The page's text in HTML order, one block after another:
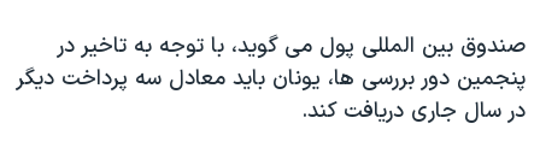
صفحه‌های ویژه
سفر پرزیدنت ترامپ به چین
صندوق بین المللی پول می گويد، با توجه به تاخیر در
پنجمين دور بررسی ها، یونان باید معادل سه پرداخت ديگر
در سال جاری دریافت کند.